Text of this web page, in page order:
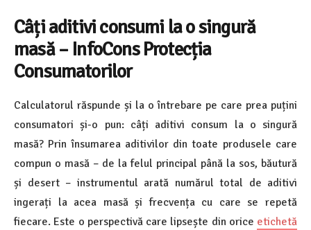
Câți aditivi consumi la o singură
masă – InfoCons Protecția
Consumatorilor
Calculatorul răspunde și la o întrebare pe care prea puțini
consumatori și-o pun: câți aditivi consum la o singură
masă? Prin însumarea aditivilor din toate produsele care
compun o masă – de la felul principal până la sos, băutură
și desert – instrumentul arată numărul total de aditivi
ingerați la acea masă și frecvența cu care se repetă
fiecare. Este o perspectivă care lipsește din orice etichetă